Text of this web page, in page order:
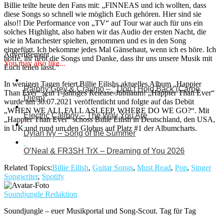
Billie teilte heute den Fans mit: „FINNEAS und ich wollten, dass
diese Songs so schnell wie möglich Euch gehören. Hier sind sie
also!! Die Performance von „TV“ auf Tour war auch für uns ein
solches Highlight, also haben wir das Audio der ersten Nacht, die
wie in Manchester spielten, genommen und es in den Song
eingefügt. Ich bekomme jedes Mal Gänsehaut, wenn ich es höre. Ich
hoffe, ihr liebt die Songs und Danke, dass ihr uns unsere Musik mit
Euch teilen lasst.“
In wenigen Tagen feiert Billie Eilishs aktuelles Album „Happier
Than Ever“ sein 1-jähriges Release-Jubiläum! „Happier Than Ever“
wurde am 30.07.2021 veröffentlicht und folgte auf das Debüt
„WHEN WE ALL FALL ASLEEP, WHERE DO WE GO?“. Mit
„Happier Than Ever“ schoss Billie Eilish in Deutschland, den USA,
in UK und rund um den Globus auf Platz #1 der Albumcharts.
Advertisement
You may also like...
Ralphy Grey & Craymo – “ Don’t Hold Back (Carpe
Diem)“
Electric Callboy – The Way You Are
Dylan Ivy – Song of the Summer
O’Neal & FR3SH TrX – Dreaming of You 2026
Related Topics:Billie Eilish, Guitar Songs, Must Read, Pop, Singer
Songwriter, Spotify
Soundjungle Redaktion
Soundjungle – euer Musikportal und Song-Scout. Tag für Tag